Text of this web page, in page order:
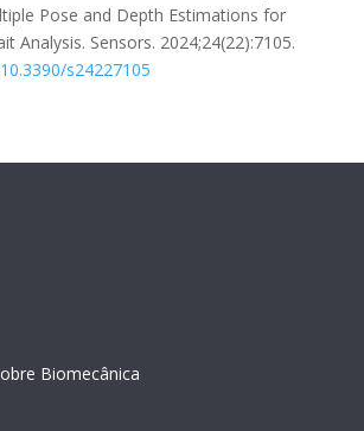
Pose and Depth Estimations for
Analysis. Sensors. 2024;24(22):7105.
s24227105
Biomecânica